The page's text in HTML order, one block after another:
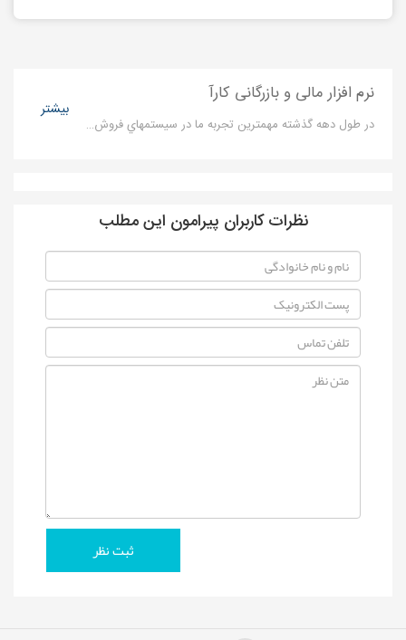
نرم افزار مالی و بازرگانی کارآ
در طول دهه گذشته مهمترين تجربه ما در سيستمهاي فروش و مالي لزوم سهولت و راحتي کار با برنامه بوده است به همين دليل تمام قسمتهاي ورودي اطلاعات پيراميد به اینگونه گونه اي طراحي شده است
بیشتر
نظرات کاربران پیرامون این مطلب